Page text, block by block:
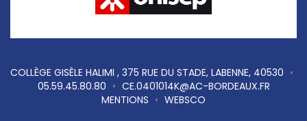
COLLÈGE GISÈLE HALIMI , 375 RUE DU STADE, LABENNE, 40530 •
05.59.45.80.80 • CE.0401014K@AC-BORDEAUX.FR
MENTIONS • WEBSCO